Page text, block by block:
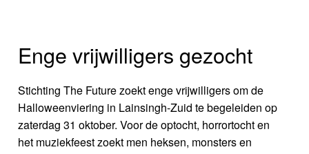
Enge vrijwilligers gezocht
Stichting The Future zoekt enge vrijwilligers om de
Halloweenviering in Lainsingh-Zuid te begeleiden op
zaterdag 31 oktober. Voor de optocht, horrortocht en
het muziekfeest zoekt men heksen, monsters en